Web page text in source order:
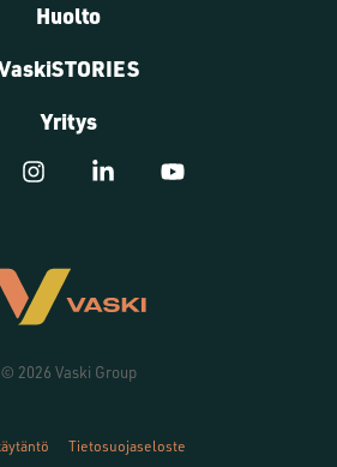
Huolto
Yritys
© 2026 Vaski Group
InstagramLinkedin
Tietosuojaseloste